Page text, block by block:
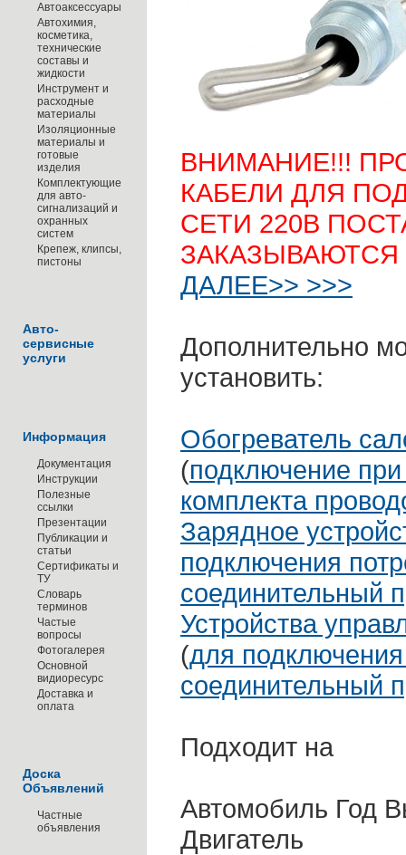
Автоаксессуары
Автохимия,
косметика,
технические
составы и
жидкости
Инструмент и
расходные
материалы
Изоляционные
материалы и
готовые
изделия
Комплектующие
для авто-
сигнализаций и
охранных
систем
Крепеж, клипсы,
пистоны
Авто-
сервисные
услуги
Информация
Документация
Инструкции
Полезные
ссылки
Презентации
Публикации и
статьи
Сертификаты и
ТУ
Словарь
терминов
Частые
вопросы
Фотогалерея
Основной
видиоресурс
Доставка и
оплата
Доска
Объявлений
Частные
объявления
ВНИМАНИЕ!!!
КАБЕЛИ ДЛЯ
СЕТИ 220В
ДАЛЕЕ>> >>>
Дополнительно
установить:
Обогреватель
(подключение
комплекта
Зарядное
подключения
соединительный
Устройства
(для подключения
соединительный
Подходит на
Автомобиль Год
Двигатель